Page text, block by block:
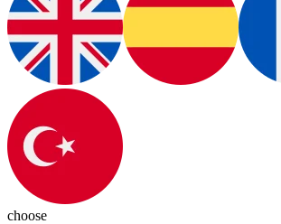
choose